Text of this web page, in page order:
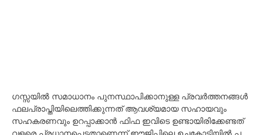
ഗസ്സയിൽ സമാധാനം പുനസ്ഥാപിക്കാനുള്ള പ്രവർത്തനങ്ങൾ
ഫലപ്രാപ്തിയിലെത്തിക്കുന്നത് ആവശ്യമായ സഹായവും
സഹകരണവും ഉറപ്പാക്കാൻ ഫിഫ ഇവിടെ ഉണ്ടായിരിക്കേണ്ടത്